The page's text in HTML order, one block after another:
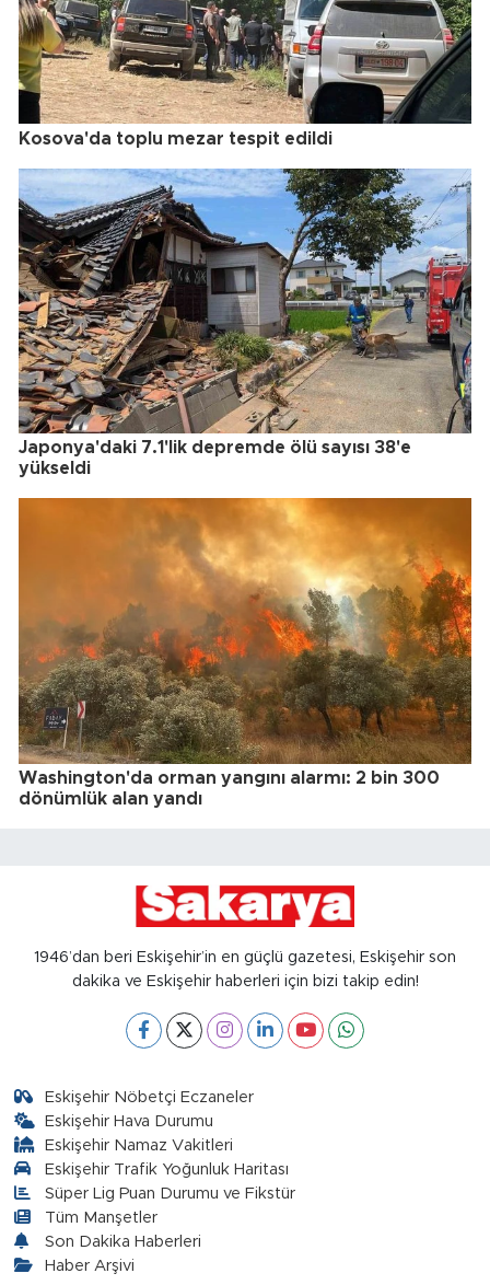
Kosova'da toplu mezar tespit edildi
Japonya'daki 7.1'lik depremde ölü sayısı 38'e
yükseldi
Washington'da orman yangını alarmı: 2 bin 300
dönümlük alan yandı
1946’dan beri Eskişehir’in en güçlü gazetesi, Eskişehir son
dakika ve Eskişehir haberleri için bizi takip edin!
Eskişehir Nöbetçi Eczaneler
Eskişehir Hava Durumu
Eskişehir Namaz Vakitleri
Eskişehir Trafik Yoğunluk Haritası
Süper Lig Puan Durumu ve Fikstür
Tüm Manşetler
Son Dakika Haberleri
Haber Arşivi